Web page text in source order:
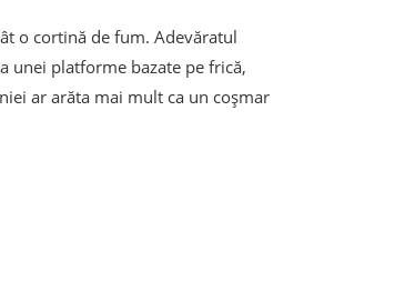
o cortină de fum. Adevăratul
unei platforme bazate pe frică,
ar arăta mai mult ca un coșmar